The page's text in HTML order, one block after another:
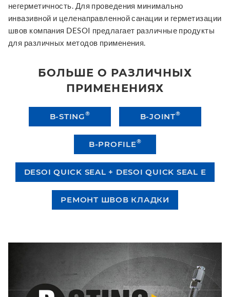
негерметичность. Для проведения минимально
инвазивной и целенаправленной санации и герметизации
швов компания DESOI предлагает различные продукты
для различных методов применения.
БОЛЬШЕ О РАЗЛИЧНЫХ
ПРИМЕНЕНИЯХ
B-STING® B-JOINT®
B-PROFILE®
DESOI QUICK SEAL + DESOI QUICK SEAL E
РЕМОНТ ШВОВ КЛАДКИ